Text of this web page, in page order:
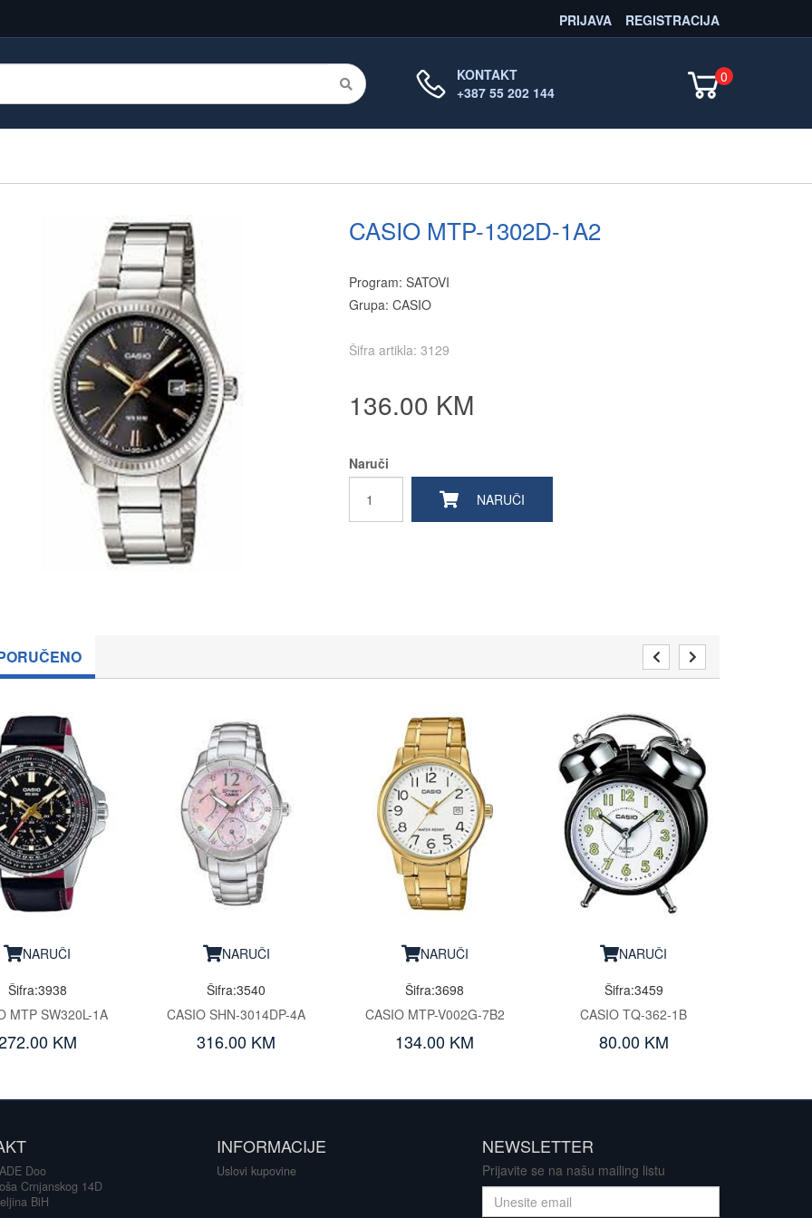
REGISTRACIJA
PRIJAVA
KONTAKT
+387 55 202 144
0
CASIO MTP-1302D-1A2
Program: SATOVI
Grupa: CASIO
Šifra artikla: 3129
136.00 KM
Naruči
NARUČI
NARUČI
Šifra:3938
MTP SW320L-1A
KM
NARUČI
Šifra:3540
CASIO SHN-3014DP-4A
316.00 KM
NARUČI
Šifra:3698
CASIO MTP-V002G-7B2
134.00 KM
NARUČI
Šifra:3459
CASIO TQ-362-1B
80.00 KM
Doo
Crnjanskog 14D
BiH
INFORMACIJE
Uslovi kupovine
NEWSLETTER
Prijavite se na našu mailing listu